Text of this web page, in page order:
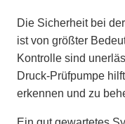
Die Sicherheit bei
ist von größter
Kontrolle sind
Druck-Prüfpumpe
erkennen und zu